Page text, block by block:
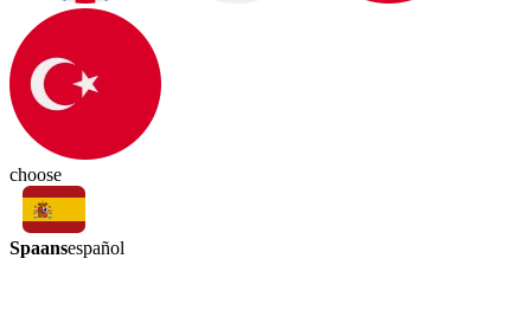
choose
Spaansespañol